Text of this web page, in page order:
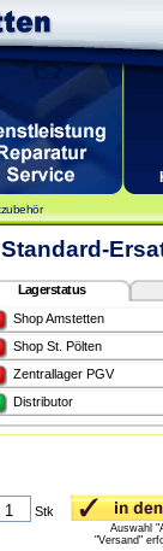
Lagerstatus
Shop Amstetten
Shop St. Pölten
Zentrallager PGV
Distributor
Stk
Auswahl
"Versand"